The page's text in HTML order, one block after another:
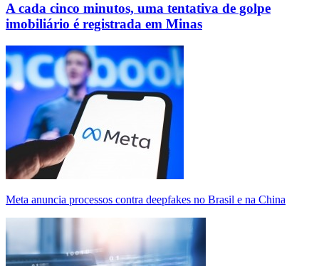
A cada cinco minutos, uma tentativa de golpe
imobiliário é registrada em Minas
Meta anuncia processos contra deepfakes no Brasil e na China